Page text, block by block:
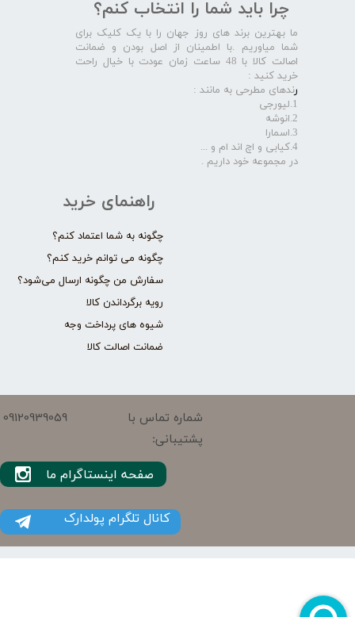
راهنمای خرید
چگونه به شما اعتماد کنم؟
چگونه می توانم خرید کنم؟
سفارش من چگونه ارسال می‌شود؟
رویه برگرداندن کالا
شیوه های پرداخت وجه
ضمانت اصالت کالا
چرا باید شما را انتخاب کنم؟
ما بهترین برند های روز جهان را با یک کلیک برای
شما میاوریم .با اطمینان از اصل بودن و ضمانت
اصالت کالا با 48 ساعت زمان عودت با خیال راحت
خرید کنید :
رندهای مطرحی به مانند :
1.لیورجی
2.انوشه
3.اسمارا
4.کیابی و اچ اند ام و ...
در مجموعه خود داریم .​​​​​​​
شماره تماس با
پشتیبانی:
09120939059
کانال تلگرام پولدارک
صفحه اینستاگرام ما